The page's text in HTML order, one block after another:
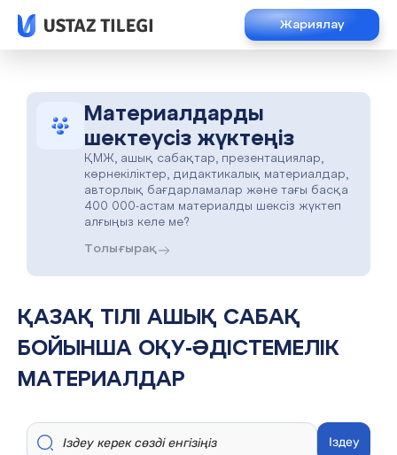
Жариялау
Материалдарды
шектеусіз жүктеңіз
ҚМЖ, ашық сабақтар, презентациялар,
көрнекіліктер, дидактикалық материалдар,
авторлық бағдарламалар және тағы басқа
400 000-астам материалды шексіз жүктеп
алғыңыз келе ме?
Толығырақ
ҚАЗАҚ ТІЛІ АШЫҚ САБАҚ
БОЙЫНША ОҚУ-ӘДІСТЕМЕЛІК
МАТЕРИАЛДАР
Іздеу